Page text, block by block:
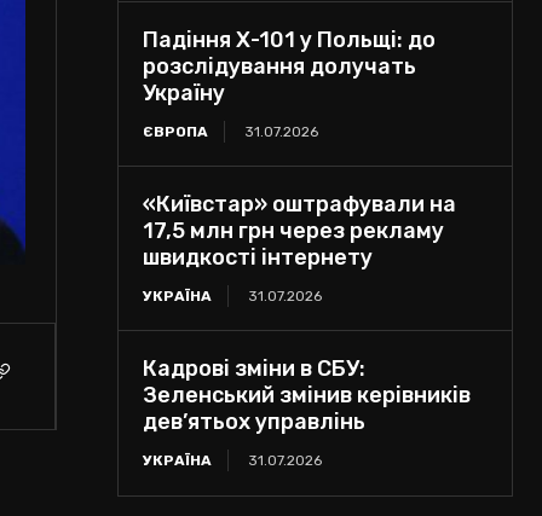
Падіння Х-101 у Польщі: до
розслідування долучать
Україну
ЄВРОПА 31.07.2026
«Київстар» оштрафували на
17,5 млн грн через рекламу
швидкості інтернету
УКРАЇНА 31.07.2026
Кадрові зміни в СБУ:
Зеленський змінив керівників
дев’ятьох управлінь
УКРАЇНА 31.07.2026